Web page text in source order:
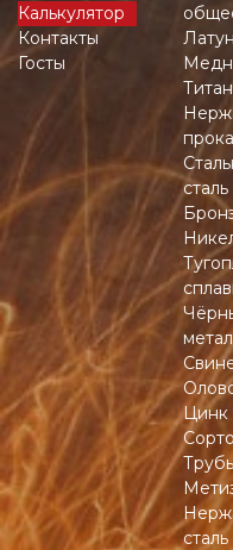
Калькулятор
Контакты
Госты
сталь
Цинк
сталь